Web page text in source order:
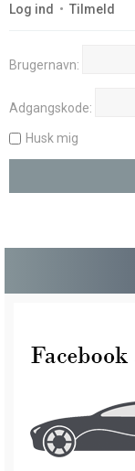
Log ind • Tilmeld
Brugernavn:
Adgangskode:
Husk mig